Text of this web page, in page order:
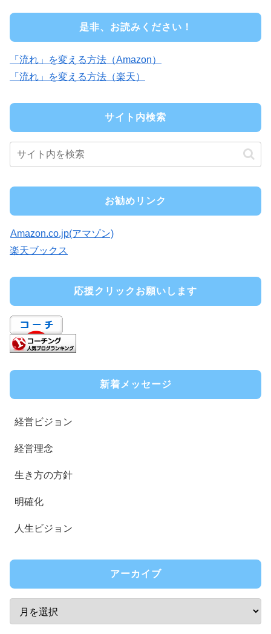
是非、お読みください！
「流れ」を変える方法（Amazon）
「流れ」を変える方法（楽天）
サイト内検索
お勧めリンク
Amazon.co.jp(アマゾン)
楽天ブックス
応援クリックお願いします
新着メッセージ
経営ビジョン
経営理念
生き方の方針
明確化
人生ビジョン
アーカイブ